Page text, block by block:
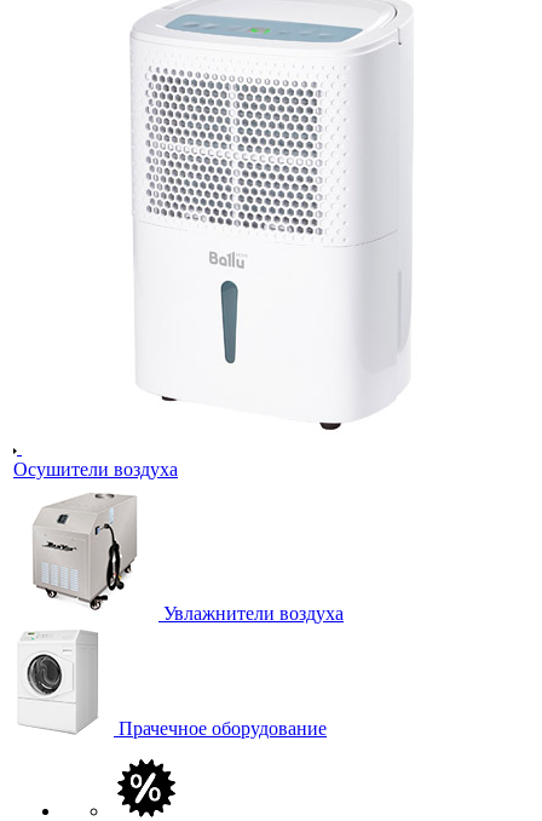
Осушители воздуха
Увлажнители воздуха
Прачечное оборудование